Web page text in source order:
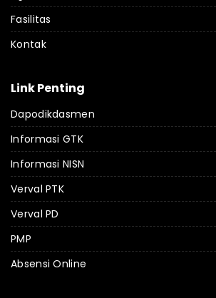
Fasilitas
Kontak
Link Penting
Dapodikdasmen
Informasi GTK
Informasi NISN
Verval PTK
Verval PD
PMP
Absensi Online